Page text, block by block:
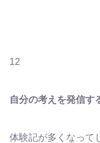
12
自分の考えを発信す
体験記が多くなって